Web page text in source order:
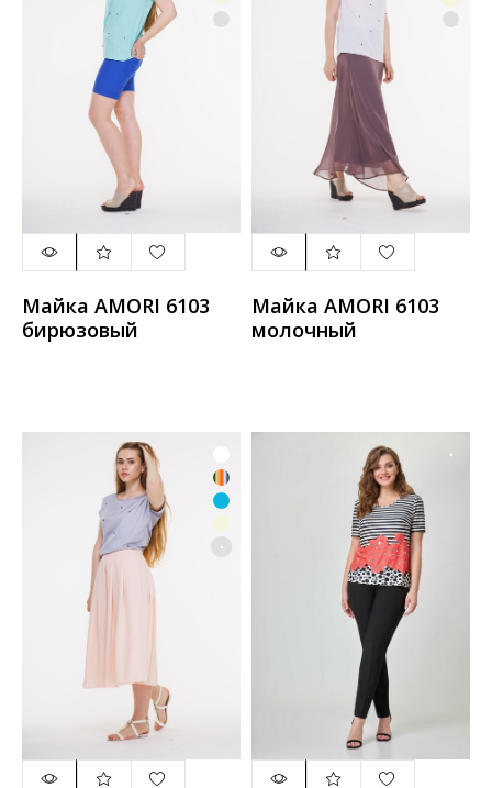
Майка AMORI 6103
бирюзовый
Майка AMORI 6103
молочный